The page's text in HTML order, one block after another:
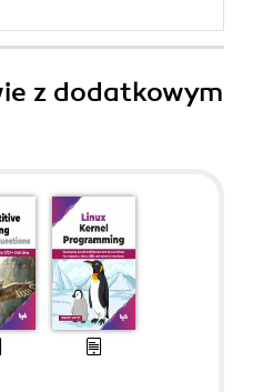
z dodatkowym